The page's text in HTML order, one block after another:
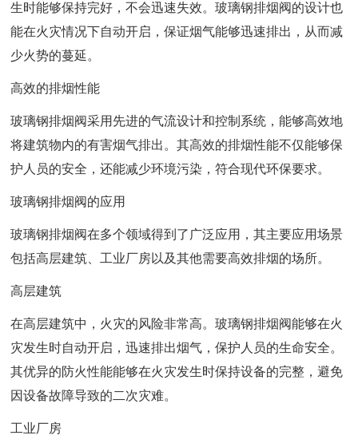
生时能够保持完好，不会迅速失效。玻璃钢排烟阀的设计也
能在火灾情况下自动开启，保证烟气能够迅速排出，从而减
少火势的蔓延。
高效的排烟性能
玻璃钢排烟阀采用先进的气流设计和控制系统，能够高效地
将建筑物内的有害烟气排出。其高效的排烟性能不仅能够保
护人员的安全，还能减少环境污染，符合现代环保要求。
玻璃钢排烟阀的应用
玻璃钢排烟阀在多个领域得到了广泛应用，其主要应用场景
包括高层建筑、工业厂房以及其他需要高效排烟的场所。
高层建筑
在高层建筑中，火灾的风险非常高。玻璃钢排烟阀能够在火
灾发生时自动开启，迅速排出烟气，保护人员的生命安全。
其优异的防火性能能够在火灾发生时保持设备的完整，避免
因设备故障导致的二次灾难。
工业厂房